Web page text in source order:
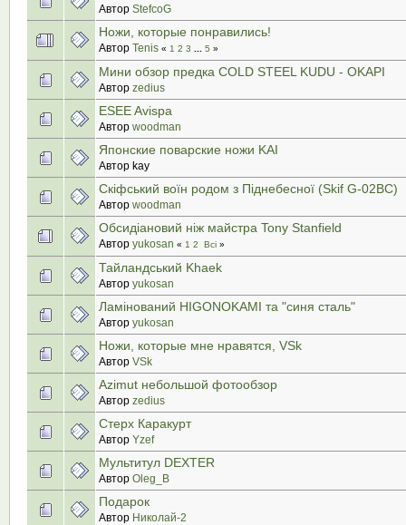
Автор StefcoG
Ножи, которые понравились!
Автор Tenis « 1 2 3 5 »
Мини обзор предка COLD STEEL KUDU - OKAPI
Автор zedius
ESEE Avispa
Автор woodman
Японские поварские ножи KAI
Автор kay
Скіфський воїн родом з Піднебесної (Skif G-02BC)
Автор woodman
Обсидіановий ніж майстра Tony Stanfield
Автор yukosan « 1 2 Всі »
Тайландський Khaek
Автор yukosan
Ламінований HIGONOKAMI та "синя сталь"
Автор yukosan
Ножи, которые мне нравятся, VSk
Автор VSk
Azimut небольшой фотообзор
Автор zedius
Стерх Каракурт
Автор Yzef
Мультитул DEXTER
Автор Oleg_B
Подарок
Автор Николай-2